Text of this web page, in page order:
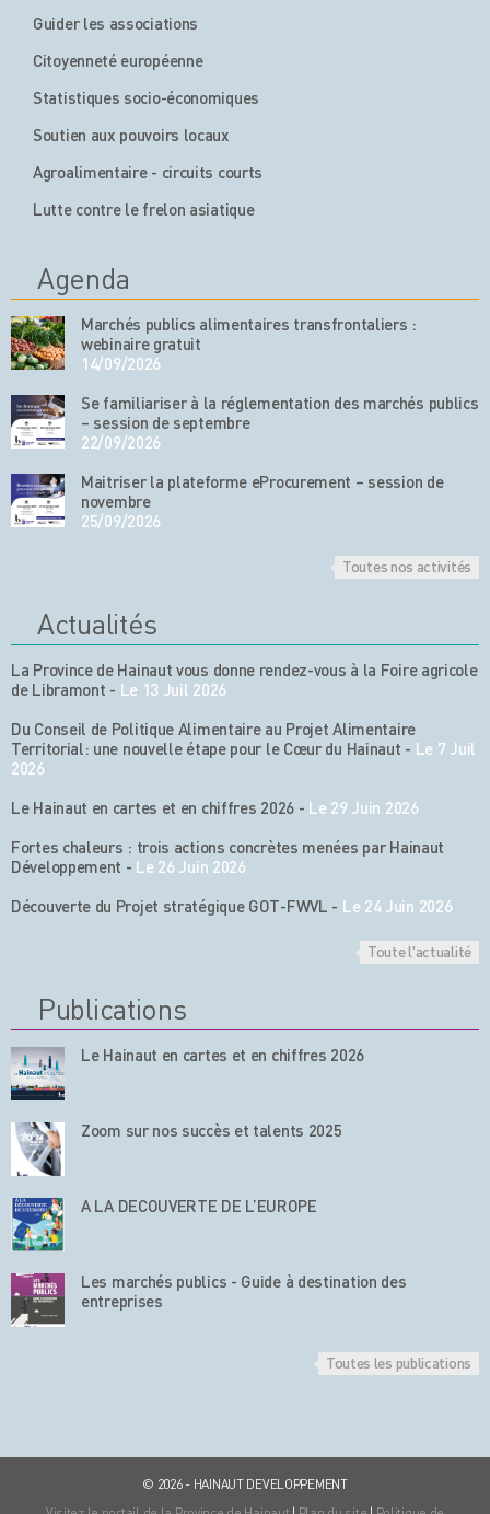
Guider les associations
Citoyenneté européenne
Statistiques socio-économiques
Soutien aux pouvoirs locaux
Agroalimentaire - circuits courts
Lutte contre le frelon asiatique
Agenda
Marchés publics alimentaires transfrontaliers :
webinaire gratuit
14/09/2026
Se familiariser à la réglementation des marchés publics
– session de septembre
22/09/2026
Maitriser la plateforme eProcurement – session de
novembre
25/09/2026
Toutes nos activités
Actualités
La Province de Hainaut vous donne rendez-vous à la Foire agricole
de Libramont - Le 13 Juil 2026
Du Conseil de Politique Alimentaire au Projet Alimentaire
Territorial: une nouvelle étape pour le Cœur du Hainaut - Le 7 Juil
2026
Le Hainaut en cartes et en chiffres 2026 - Le 29 Juin 2026
Fortes chaleurs : trois actions concrètes menées par Hainaut
Développement - Le 26 Juin 2026
Découverte du Projet stratégique GOT-FWVL - Le 24 Juin 2026
Toute l'actualité
Publications
Le Hainaut en cartes et en chiffres 2026
Zoom sur nos succès et talents 2025
A LA DECOUVERTE DE L’EUROPE
Les marchés publics - Guide à destination des
entreprises
Toutes les publications
© 2026 - HAINAUT DEVELOPPEMENT